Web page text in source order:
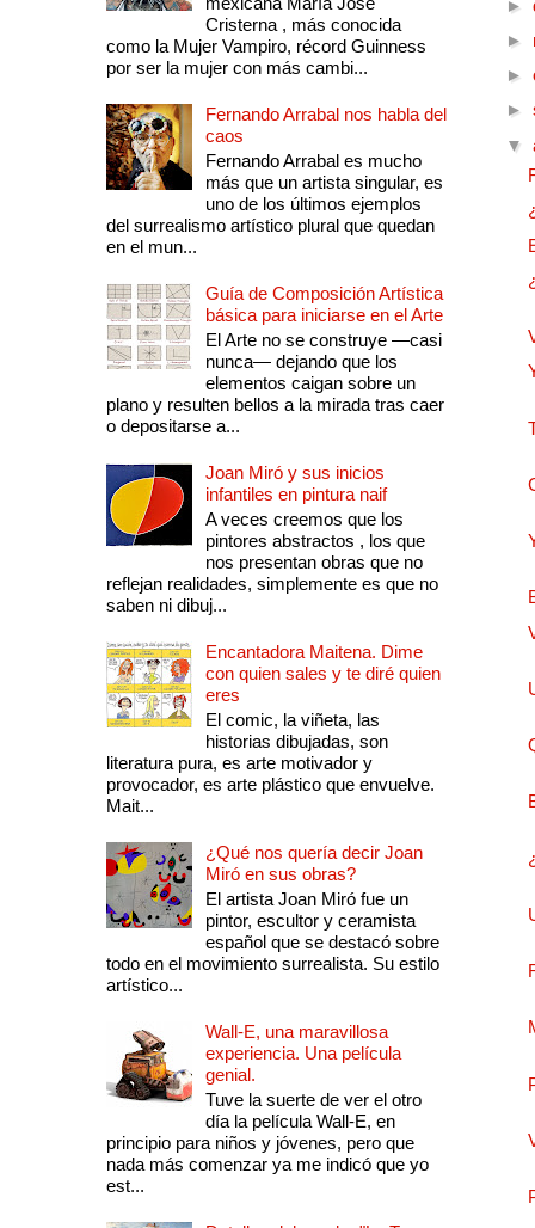
Cristerna , más conocida
como la Mujer Vampiro, récord Guinness
por ser la mujer con más cambi...
Fernando Arrabal nos habla del
caos
Fernando Arrabal es mucho
más que un artista singular, es
uno de los últimos ejemplos
del surrealismo artístico plural que quedan
en el mun...
Guía de Composición Artística
básica para iniciarse en el Arte
El Arte no se construye —casi
nunca— dejando que los
elementos caigan sobre un
plano y resulten bellos a la mirada tras caer
o depositarse a...
Joan Miró y sus inicios
infantiles en pintura naif
A veces creemos que los
pintores abstractos , los que
nos presentan obras que no
reflejan realidades, simplemente es que no
saben ni dibuj...
Encantadora Maitena. Dime
con quien sales y te diré quien
eres
El comic, la viñeta, las
historias dibujadas, son
literatura pura, es arte motivador y
provocador, es arte plástico que envuelve.
Mait...
¿Qué nos quería decir Joan
Miró en sus obras?
El artista Joan Miró fue un
pintor, escultor y ceramista
español que se destacó sobre
todo en el movimiento surrealista. Su estilo
artístico...
Wall-E, una maravillosa
experiencia. Una película
genial.
Tuve la suerte de ver el otro
día la película Wall-E, en
principio para niños y jóvenes, pero que
nada más comenzar ya me indicó que yo
est...
►
►
►
►
▼